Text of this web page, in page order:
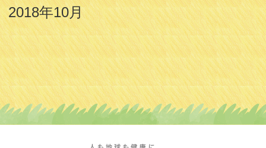
2018年10月